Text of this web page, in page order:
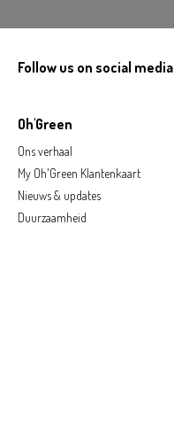
Oh'Green
Ons verhaal
My Oh'Green Klantenkaart
Nieuws & updates
Duurzaamheid
Follow us on social media